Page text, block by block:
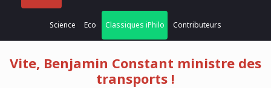
Science Eco Classiques iPhilo Contributeurs
Vite, Benjamin Constant ministre des
transports !